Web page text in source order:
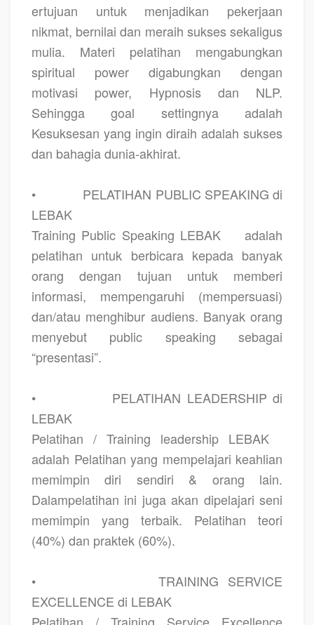
ertujuan untuk menjadikan pekerjaan
nikmat, bernilai dan meraih sukses sekaligus
mulia. Materi pelatihan mengabungkan
spiritual power digabungkan dengan
motivasi power, Hypnosis dan NLP.
Sehingga goal settingnya adalah
Kesuksesan yang ingin diraih adalah sukses
dan bahagia dunia-akhirat.
•
PELATIHAN PUBLIC SPEAKING di
LEBAK
Training Public Speaking LEBAK
adalah
pelatihan untuk berbicara kepada banyak
orang dengan tujuan untuk memberi
informasi, mempengaruhi (mempersuasi)
dan/atau menghibur audiens. Banyak orang
menyebut public speaking sebagai
“presentasi”.
•
PELATIHAN LEADERSHIP di
LEBAK
Pelatihan / Training leadership LEBAK
adalah Pelatihan yang mempelajari keahlian
memimpin diri sendiri & orang lain.
Dalampelatihan ini juga akan dipelajari seni
memimpin yang terbaik. Pelatihan teori
(40%) dan praktek (60%).
•
TRAINING SERVICE
EXCELLENCE di LEBAK